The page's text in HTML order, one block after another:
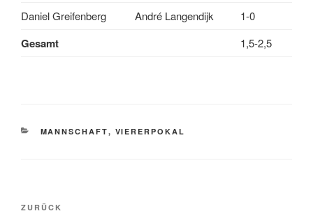
Daniel Greifenberg
André Langendijk 1-0
Gesamt 1,5-2,5
KATEGORIEN
MANNSCHAFT, VIERERPOKAL
Beitragsnavigation
Vorheriger
ZURÜCK